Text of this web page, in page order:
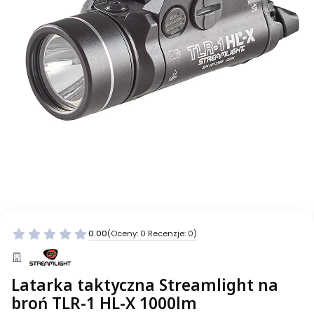
0.00(Oceny: 0 Recenzje: 0)
Latarka taktyczna Streamlight na
broń TLR-1 HL-X 1000lm